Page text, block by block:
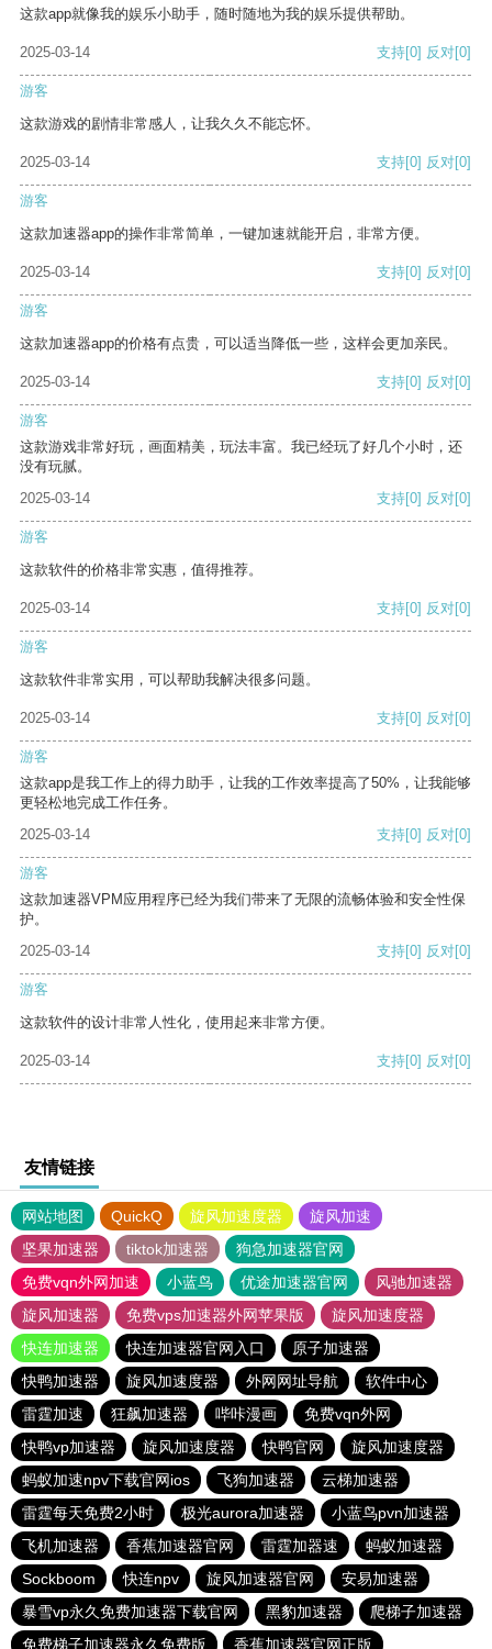
这款app就像我的娱乐小助手，随时随地为我的娱乐提供帮助。
2025-03-14 支持[0] 反对[0]
游客
这款游戏的剧情非常感人，让我久久不能忘怀。
2025-03-14 支持[0] 反对[0]
游客
这款加速器app的操作非常简单，一键加速就能开启，非常方便。
2025-03-14 支持[0] 反对[0]
游客
这款加速器app的价格有点贵，可以适当降低一些，这样会更加亲民。
2025-03-14 支持[0] 反对[0]
游客
这款游戏非常好玩，画面精美，玩法丰富。我已经玩了好几个小时，还
没有玩腻。
2025-03-14
支持[0] 反对[0]
游客
这款软件的价格非常实惠，值得推荐。
2025-03-14 支持[0] 反对[0]
游客
这款软件非常实用，可以帮助我解决很多问题。
2025-03-14 支持[0] 反对[0]
游客
这款app是我工作上的得力助手，让我的工作效率提高了50%，让我能够
更轻松地完成工作任务。
2025-03-14
支持[0] 反对[0]
游客
这款加速器VPM应用程序已经为我们带来了无限的流畅体验和安全性保
护。
2025-03-14
支持[0] 反对[0]
游客
这款软件的设计非常人性化，使用起来非常方便。
2025-03-14 支持[0] 反对[0]
友情链接
网站地图 QuickQ 旋风加速度器
旋风加速
坚果加速器
tiktok加速器
狗急加速器官网
免费vqn外网加速
小蓝鸟 优途加速器官网
风驰加速器
旋风加速器
免费vps加速器外网苹果版
旋风加速度器
快连加速器
快连加速器官网入口
原子加速器
快鸭加速器
旋风加速度器 外网网址导航
软件中心
雷霆加速
狂飙加速器 哔咔漫画
免费vqn外网
快鸭vp加速器
旋风加速度器 快鸭官网
旋风加速度器
蚂蚁加速npv下载官网ios
飞狗加速器
云梯加速器
雷霆每天免费2小时
极光aurora加速器
小蓝鸟pvn加速器
飞机加速器
香蕉加速器官网 雷霆加器速
蚂蚁加速器
Sockboom
快连npv 旋风加速器官网
安易加速器
暴雪vp永久免费加速器下载官网
黑豹加速器
爬梯子加速器
免费梯子加速器永久免费版
香蕉加速器官网正版